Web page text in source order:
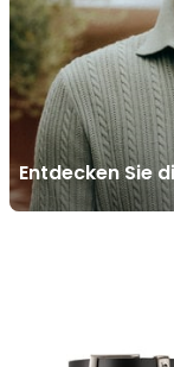
Entdecken Sie
Lauren